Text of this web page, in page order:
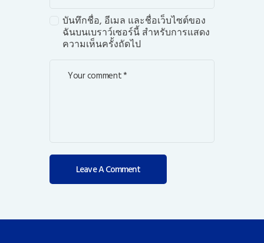
บันทึกชื่อ, อีเมล และชื่อเว็บไซต์ของ
ฉันบนเบราว์เซอร์นี้ สำหรับการแสดง
ความเห็นครั้งถัดไป